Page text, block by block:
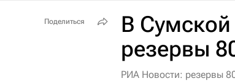
В Сумской
резервы
РИА Новости: резервы
Поделиться